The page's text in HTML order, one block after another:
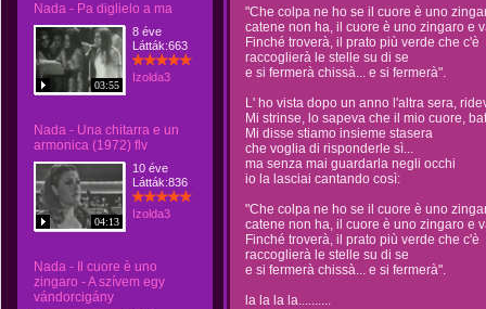
Nada - Pa diglielo a ma
03:55
8 éve
Látták:663
Izolda3
Nada - Una chitarra e un
armonica (1972) flv
04:13
10 éve
Látták:836
Izolda3
Nada - Il cuore è uno
zingaro - A szívem egy
vándorcigány
"Che colpa ne ho se il cuore è uno
catene non ha, il cuore è uno zingaro e
Finché troverà, il prato più verde che c'è
raccoglierà le stelle su di se
e si fermerà chissà... e si fermerà".
L' ho vista dopo un anno l'altra sera,
Mi strinse, lo sapeva che il mio cuore,
Mi disse stiamo insieme stasera
che voglia di risponderle sì...
ma senza mai guardarla negli occhi
io la lasciai cantando così:
"Che colpa ne ho se il cuore è uno
catene non ha, il cuore è uno zingaro e
Finché troverà, il prato più verde che c'è
raccoglierà le stelle su di se
e si fermerà chissà... e si fermerà".
la la la la..........